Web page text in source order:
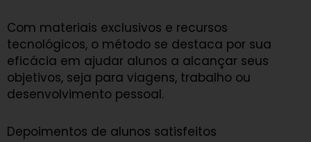
Com materiais exclusivos e recursos
tecnológicos, o método se destaca por sua
eficácia em ajudar alunos a alcançar seus
objetivos, seja para viagens, trabalho ou
desenvolvimento pessoal.
Depoimentos de alunos satisfeitos